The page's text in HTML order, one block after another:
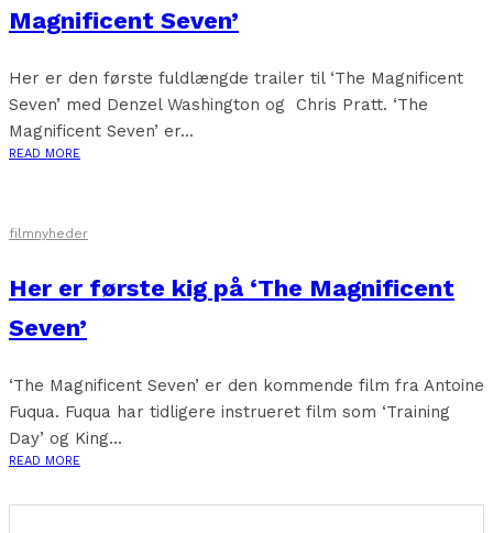
Magnificent Seven’
Her er den første fuldlængde trailer til ‘The Magnificent
Seven’ med Denzel Washington og Chris Pratt. ‘The
Magnificent Seven’ er...
READ MORE
filmnyheder
Her er første kig på ‘The Magnificent
Seven’
‘The Magnificent Seven’ er den kommende film fra Antoine
Fuqua. Fuqua har tidligere instrueret film som ‘Training
Day’ og King...
READ MORE